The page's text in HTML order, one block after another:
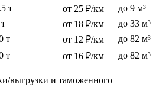
т от 25 ₽/км
до 9 м³
от 18 ₽/км
до 33 м³
т от 12 ₽/км
до 82 м³
т от 16 ₽/км до 82 м³
выгрузки и таможенного